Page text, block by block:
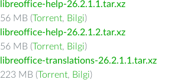
libreoffice-help-26.2.1.1.tar.xz
56 MB (Torrent, Bilgi)
libreoffice-help-26.2.1.2.tar.xz
56 MB (Torrent, Bilgi)
libreoffice-translations-26.2.1.1.tar.xz
223 MB (Torrent, Bilgi)